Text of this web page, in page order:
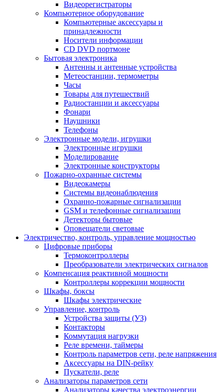
Видеорегистраторы
Компьютерное оборудование
Компьютерные аксессуары и
принадлежности
Носители информации
CD DVD портмоне
Бытовая электроника
Антенны и антенные устройства
Метеостанции, термометры
Часы
Товары для путешествий
Радиостанции и аксессуары
Фонари
Наушники
Телефоны
Электронные модели, игрушки
Электронные игрушки
Моделирование
Электронные конструкторы
Пожарно-охранные системы
Видеокамеры
Системы видеонаблюдения
Охранно-пожарные сигнализации
GSM и телефонные сигнализации
Детекторы бытовые
Оповещатели световые
Электричество, контроль, управление мощностью
Цифровые приборы
Термоконтроллеры
Преобразователи электрических сигналов
Компенсация реактивной мощности
Контроллеры коррекции мощности
Шкафы, боксы
Шкафы электрические
Управление, контроль
Устройства защиты (УЗ)
Контакторы
Коммутация нагрузки
Реле времени, таймеры
Контроль параметров сети, реле напряжения
Аксессуары на DIN-рейку
Пускатели, реле
Анализаторы параметров сети
Анализаторы качества электроэнергии